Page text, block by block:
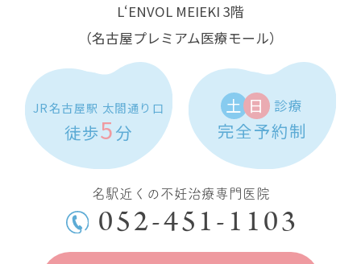
L‘ENVOL MEIEKI 3階
（名古屋プレミアム医療モール）
JR名古屋駅 太閤通り口
徒歩5分
土 日 診療
完全予約制
名駅近くの不妊治療専門医院
052-451-1103